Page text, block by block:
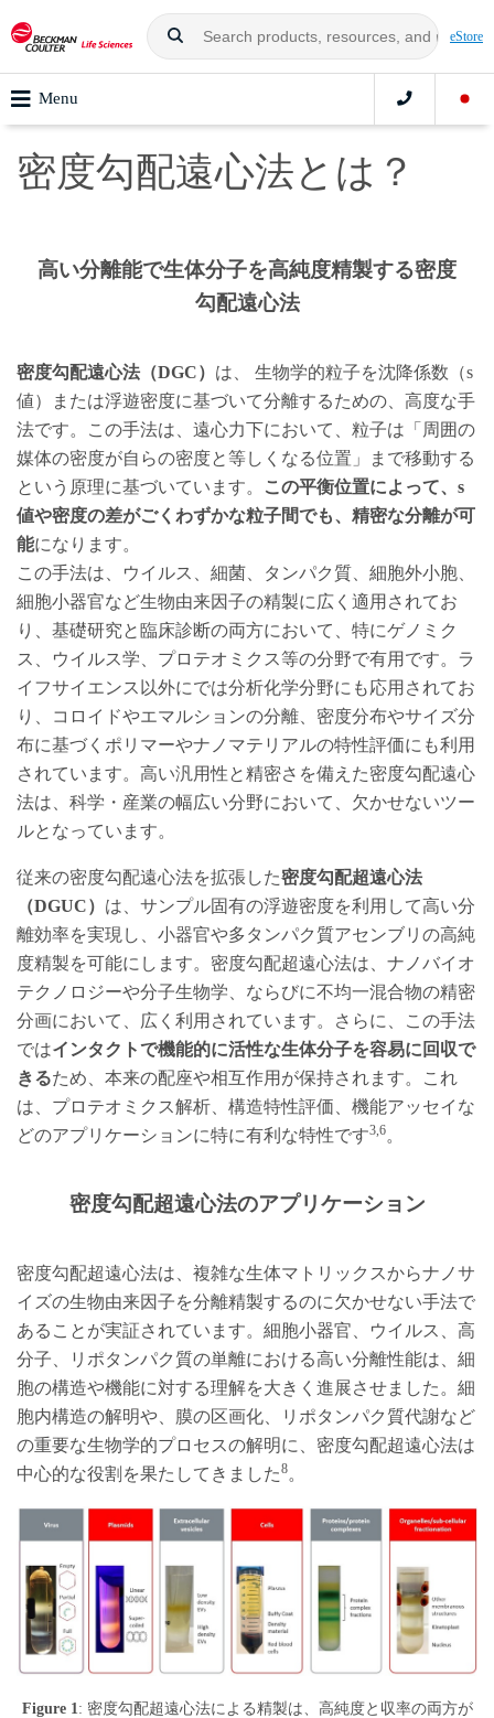
eStore
Menu
密度勾配遠心法とは？
高い分離能で生体分子を高純度精製する密度
勾配遠心法
密度勾配遠心法（DGC） は、 生物学的粒子を沈降係数（s
値）または浮遊密度に基づいて分離するための、高度な手
法です。この手法は、遠心力下において、粒子は「周囲の
媒体の密度が自らの密度と等しくなる位置」まで移動する
という原理に基づいています。
この平衡位置によって、s
値や密度の差がごくわずかな粒子間でも、精密な分離が可
能になります。
この手法は、ウイルス、細菌、タンパク質、細胞外小胞、
細胞小器官など生物由来因子の精製に広く適用されてお
り、基礎研究と臨床診断の両方において、特にゲノミク
ス、ウイルス学、プロテオミクス等の分野で有用です。ラ
イフサイエンス以外にでは分析化学分野にも応用されてお
り、コロイドやエマルションの分離、密度分布やサイズ分
布に基づくポリマーやナノマテリアルの特性評価にも利用
されています。高い汎用性と精密さを備えた密度勾配遠心
法は、科学・産業の幅広い分野において、欠かせないツー
ルとなっています。
従来の密度勾配遠心法を拡張した密度勾配超遠心法
（DGUC） は、サンプル固有の浮遊密度を利用して高い分
離効率を実現し、小器官や多タンパク質アセンブリの高純
度精製を可能にします。密度勾配超遠心法は、ナノバイオ
テクノロジーや分子生物学、ならびに不均一混合物の精密
分画において、広く利用されています。さらに、この手法
ではインタクトで機能的に活性な生体分子を容易に回収で
きるため、本来の配座や相互作用が保持されます。これ
は、プロテオミクス解析、構造特性評価、機能アッセイな
どのアプリケーションに特に有利な特性です3,6。
密度勾配超遠心法のアプリケーション
密度勾配超遠心法は、複雑な生体マトリックスからナノサ
イズの生物由来因子を分離精製するのに欠かせない手法で
あることが実証されています。細胞小器官、ウイルス、高
分子、リポタンパク質の単離における高い分離性能は、細
胞の構造や機能に対する理解を大きく進展させました。細
胞内構造の解明や、膜の区画化、リポタンパク質代謝など
の重要な生物学的プロセスの解明に、密度勾配超遠心法は
中心的な役割を果たしてきました8。
Figure 1 : 密度勾配超遠心法による精製は、高純度と収率の両方が